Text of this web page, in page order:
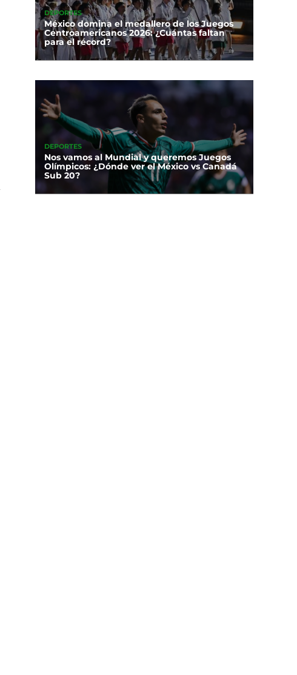
DEPORTES
México domina el medallero de los Juegos
Centroamericanos 2026: ¿Cuántas faltan
para el récord?
DEPORTES
Nos vamos al Mundial y queremos Juegos
Olímpicos: ¿Dónde ver el México vs Canadá
Sub 20?